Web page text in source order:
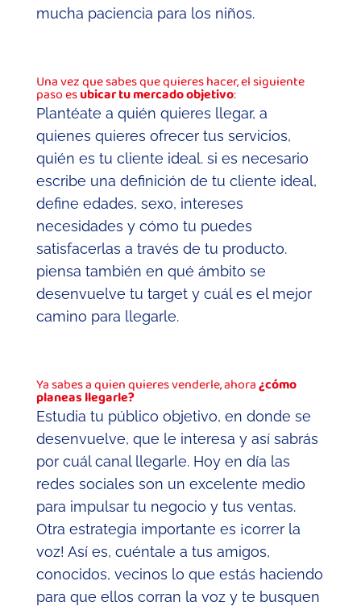
mucha paciencia para los niños.
Una vez que sabes que quieres hacer, el siguiente
paso esubicar tu mercado objetivo:
Plantéate a quién quieres llegar, a
quienes quieres ofrecer tus servicios,
quién es tu cliente ideal. si es necesario
escribe una definición de tu cliente ideal,
define edades, sexo, intereses
necesidades y cómo tu puedes
satisfacerlas a través de tu producto.
piensa también en qué ámbito se
desenvuelve tu target y cuál es el mejor
camino para llegarle.
Ya sabes a quien quieres venderle, ahora¿cómo
planeas llegarle?
Estudia tu público objetivo, en donde se
desenvuelve, que le interesa y así sabrás
por cuál canal llegarle. Hoy en día las
redes sociales son un excelente medio
para impulsar tu negocio y tus ventas.
Otra estrategia importante es ¡correr la
voz! Así es, cuéntale a tus amigos,
conocidos, vecinos lo que estás haciendo
para que ellos corran la voz y te busquen